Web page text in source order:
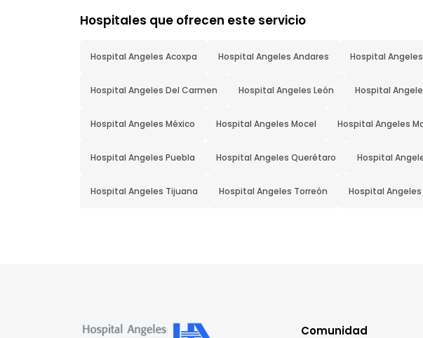
Hospitales que ofrecen este servicio
Hospital Angeles Acoxpa Hospital Angeles Andares Hospital
Hospital Angeles Del Carmen Hospital Angeles León Hospital
Hospital Angeles México Hospital Angeles Mocel Hospital Angeles
Hospital Angeles Puebla Hospital Angeles Querétaro Hospital
Hospital Angeles Tijuana Hospital Angeles Torreón Hospital
Comunidad